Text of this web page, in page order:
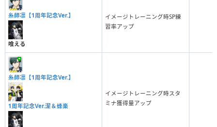
糸師凛【1周年記念Ver.】
喰える
イメージトレーニング時SP練
習率アップ
糸師凛【1周年記念Ver.】
1周年記念Ver.潔＆蜂楽
イメージトレーニング時スタ
ミナ獲得量アップ